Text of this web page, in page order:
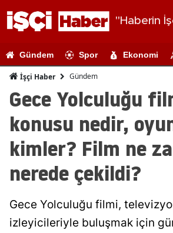
"Haberin
Gündem Spor Ekonomi
İşçi Haber Gündem
Gece Yolculuğu
konusu nedir,
kimler? Film ne
nerede çekildi?
Gece Yolculuğu filmi,
izleyicileriyle buluşmak için